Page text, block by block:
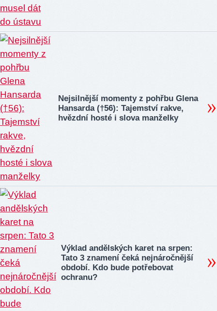
Nejsilnější momenty z pohřbu Glena
Hansarda (†56): Tajemství rakve,
hvězdní hosté i slova manželky
Výklad andělských karet na srpen:
Tato 3 znamení čeká nejnáročnější
období. Kdo bude potřebovat
ochranu?